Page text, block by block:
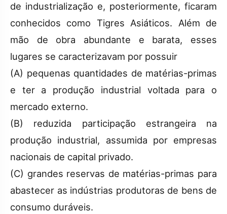
de industrialização e, posteriormente, ficaram
conhecidos como Tigres Asiáticos. Além de
mão de obra abundante e barata, esses
lugares se caracterizavam por possuir
(A) pequenas quantidades de matérias-primas
e ter a produção industrial voltada para o
mercado externo.
(B) reduzida participação estrangeira na
produção industrial, assumida por empresas
nacionais de capital privado.
(C) grandes reservas de matérias-primas para
abastecer as indústrias produtoras de bens de
consumo duráveis.